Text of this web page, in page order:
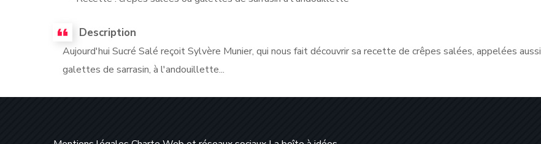
Description
Aujourd'hui Sucré Salé reçoit Sylvère Munier, qui nous fait découvrir sa recette de crêpes salées, appelées aussi
galettes de sarrasin, à l'andouillette...